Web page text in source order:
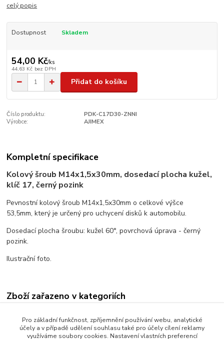
celý popis
Dostupnost Skladem
54,00 Kč/ks
44,63 Kč bez DPH
Přidat do košíku
Číslo produktu:
PDK-C17D30-ZNNI
Výrobce:
AJIMEX
Kompletní specifikace
Kolový šroub M14x1,5x30mm, dosedací plocha kužel,
klíč 17, černý pozink
Pevnostní kolový šroub M14x1,5x30mm o celkové výšce
53,5mm, který je určený pro uchycení disků k automobilu.
Dosedací plocha šroubu: kužel 60°, povrchová úprava - černý
pozink.
Ilustrační foto.
Zboží zařazeno v kategoriích
Dosedací plocha kužel
Pro základní funkčnost, zpříjemnění používání webu, analytické
účely a v případě udělení souhlasu také pro účely cílení reklamy
využíváme soubory cookies. Nastavení vlastních preferencí